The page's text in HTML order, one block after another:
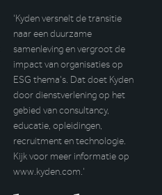
‘Kyden versnelt de transitie
naar een duurzame
samenleving en vergroot de
impact van organisaties op
ESG thema’s. Dat doet Kyden
door dienstverlening op het
gebied van consultancy,
educatie, opleidingen,
recruitment en technologie.
Kijk voor meer informatie op
www.kyden.com.’